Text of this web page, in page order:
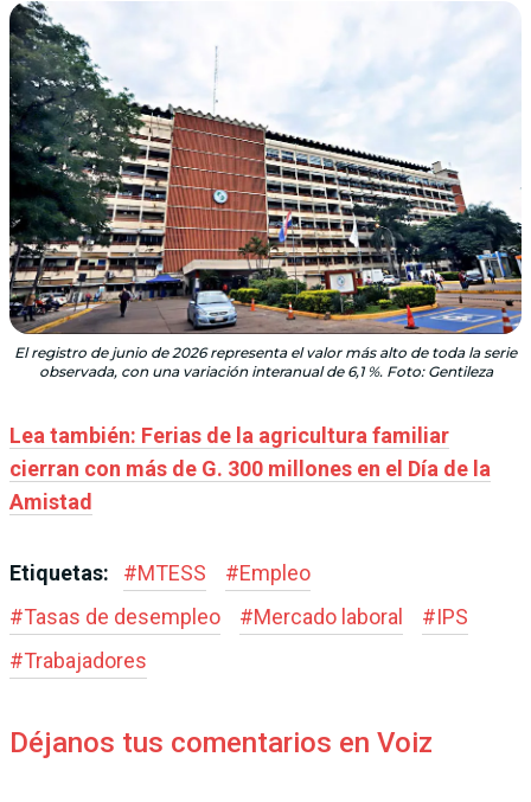
El registro de junio de 2026 representa el valor más alto de toda la serie
observada, con una variación interanual de 6,1 %. Foto: Gentileza
Lea también: Ferias de la agricultura familiar
cierran con más de G. 300 millones en el Día de la
Amistad
Etiquetas: #MTESS #Empleo
#Tasas de desempleo #Mercado laboral #IPS
#Trabajadores
Déjanos tus comentarios en Voiz